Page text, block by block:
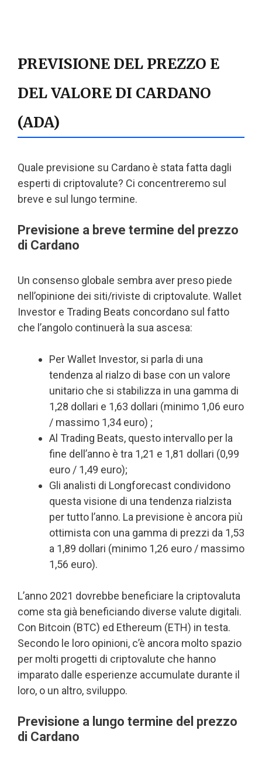
PREVISIONE DEL PREZZO E
DEL VALORE DI CARDANO
(ADA)
Quale previsione su Cardano è stata fatta dagli
esperti di criptovalute? Ci concentreremo sul
breve e sul lungo termine.
Previsione a breve termine del prezzo
di Cardano
Un consenso globale sembra aver preso piede
nell’opinione dei siti/riviste di criptovalute. Wallet
Investor e Trading Beats concordano sul fatto
che l’angolo continuerà la sua ascesa:
Per Wallet Investor, si parla di una
tendenza al rialzo di base con un valore
unitario che si stabilizza in una gamma di
1,28 dollari e 1,63 dollari (minimo 1,06 euro
/ massimo 1,34 euro) ;
Al Trading Beats, questo intervallo per la
fine dell’anno è tra 1,21 e 1,81 dollari (0,99
euro / 1,49 euro);
Gli analisti di Longforecast condividono
questa visione di una tendenza rialzista
per tutto l’anno. La previsione è ancora più
ottimista con una gamma di prezzi da 1,53
a 1,89 dollari (minimo 1,26 euro / massimo
1,56 euro).
L’anno 2021 dovrebbe beneficiare la criptovaluta
come sta già beneficiando diverse valute digitali.
Con Bitcoin (BTC) ed Ethereum (ETH) in testa.
Secondo le loro opinioni, c’è ancora molto spazio
per molti progetti di criptovalute che hanno
imparato dalle esperienze accumulate durante il
loro, o un altro, sviluppo.
Previsione a lungo termine del prezzo
di Cardano